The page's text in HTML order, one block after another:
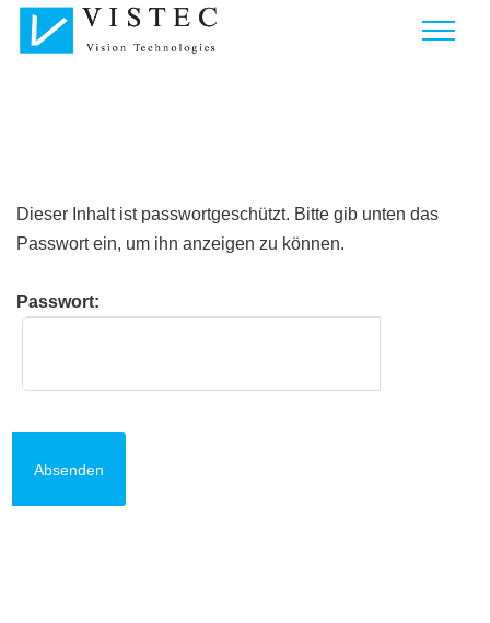
Dieser Inhalt ist passwortgeschützt. Bitte gib unten das
Passwort ein, um ihn anzeigen zu können.
Passwort: